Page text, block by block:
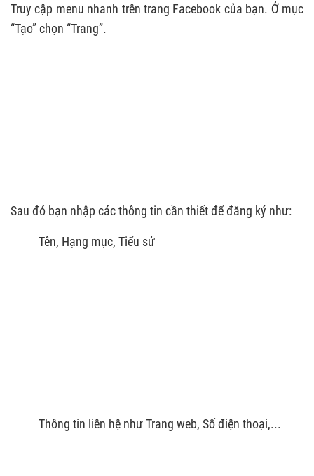
Truy cập menu nhanh trên trang Facebook của bạn. Ở mục
“Tạo” chọn “Trang”.
Sau đó bạn nhập các thông tin cần thiết để đăng ký như:
Tên, Hạng mục, Tiểu sử
Thông tin liên hệ như Trang web, Số điện thoại,...